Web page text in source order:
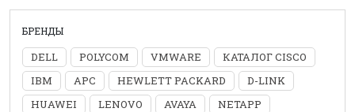
БРЕНДЫ
DELL POLYCOM VMWARE
КАТАЛОГ CISCO
IBM
APC HEWLETT PACKARD
D-LINK
HUAWEI
LENOVO AVAYA
NETAPP